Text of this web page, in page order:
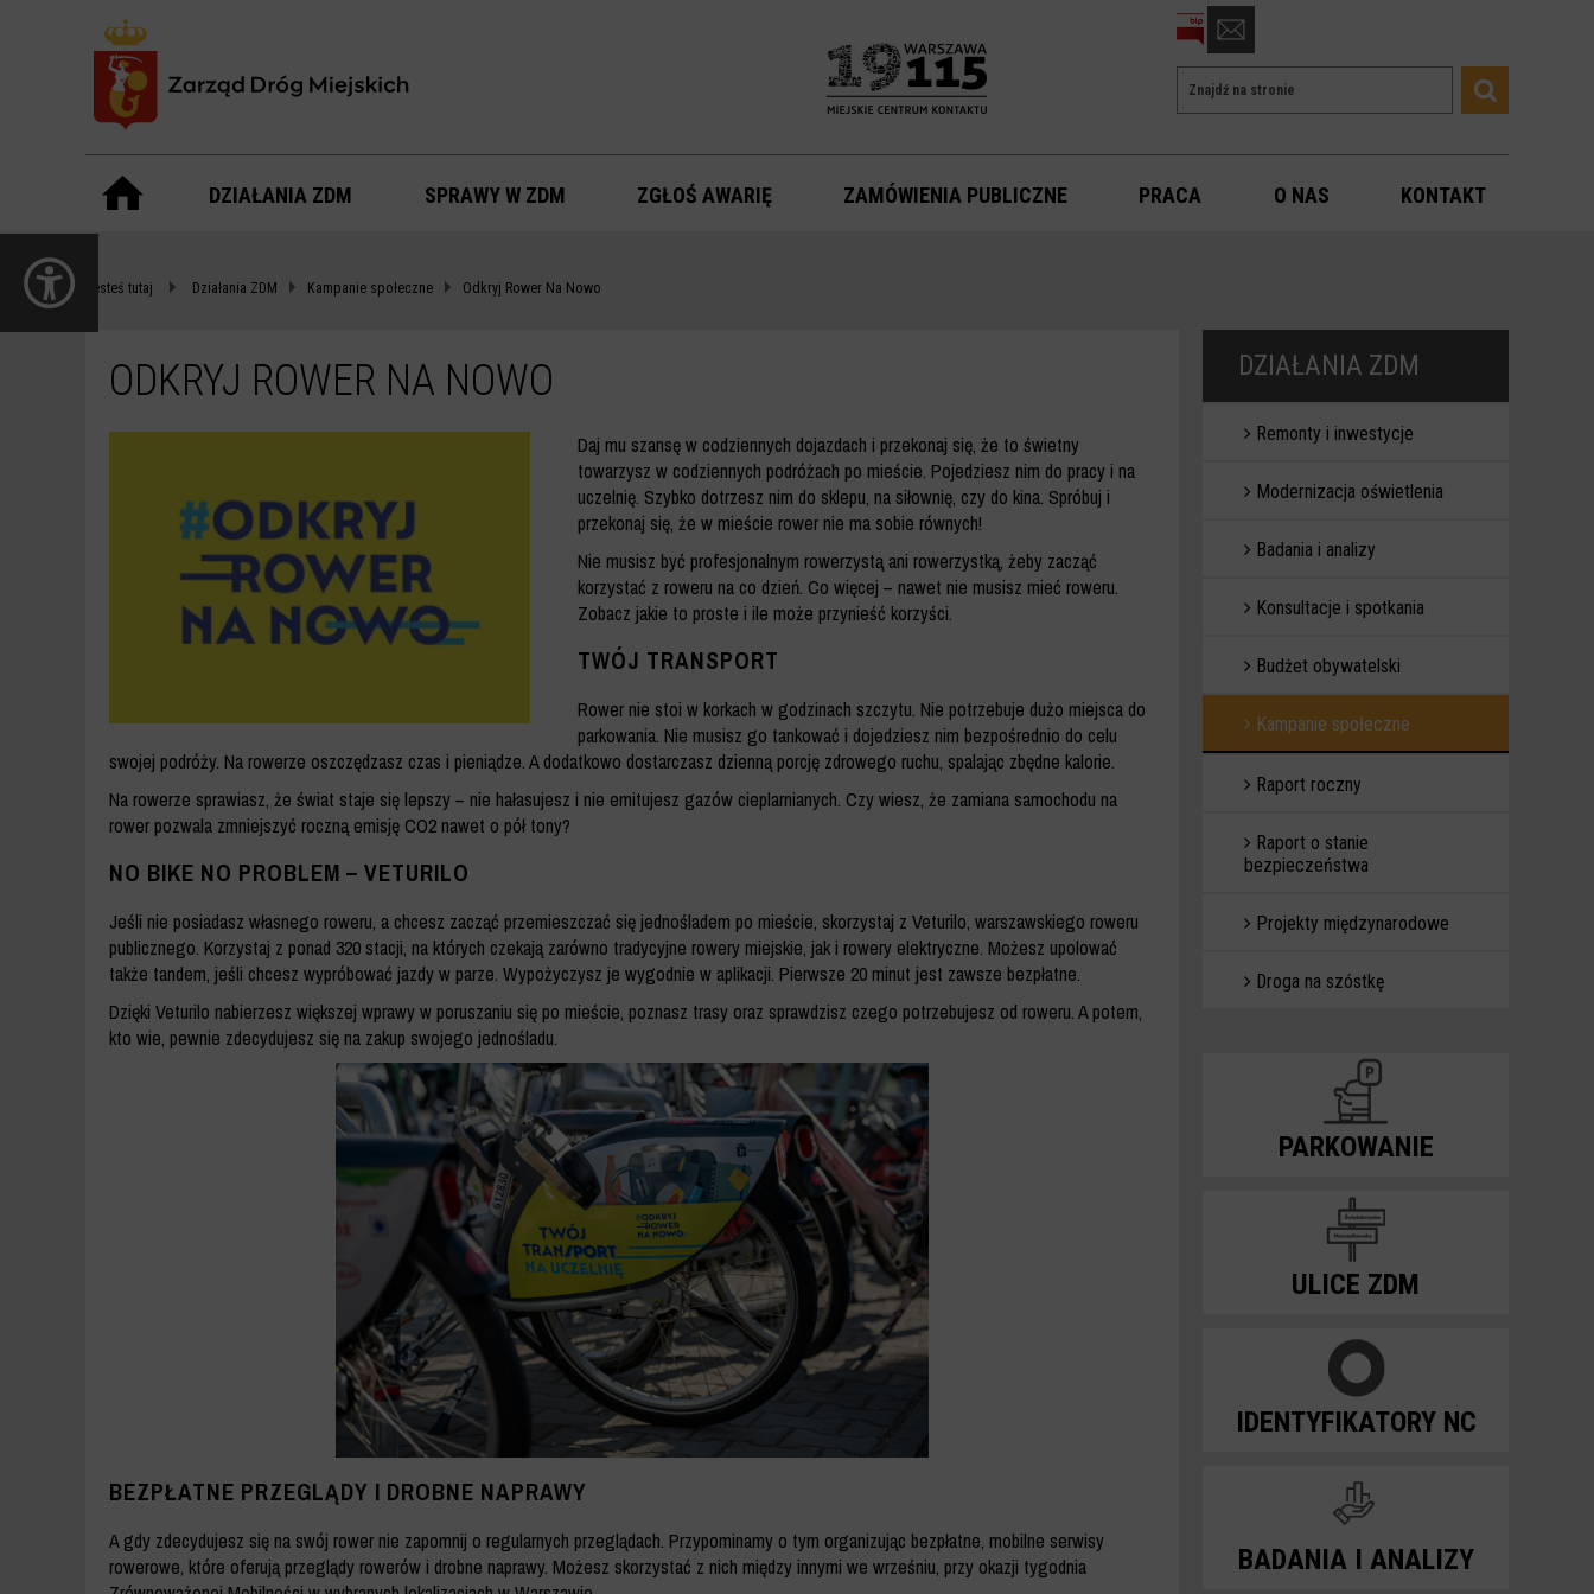
ODKRYJ
ROWER
NA
WARSZAWA
otwórz
formularz
kontaktowy
Wyszukiwarka
Wyszukiwana
fraza
DZIAŁANIA ZDM SPRAWY W ZDM ZGŁOŚ AWARIĘ ZAMÓWIENIA PUBLICZNE PRACA O NAS KONTAKT
Jesteś tutaj Działania ZDM Kampanie społeczne Odkryj Rower Na Nowo
ODKRYJ ROWER NA NOWO
Daj mu szansę w codziennych dojazdach i przekonaj się, że to świetny
towarzysz w codziennych podróżach po mieście. Pojedziesz nim do pracy i na
uczelnię. Szybko dotrzesz nim do sklepu, na siłownię, czy do kina. Spróbuj i
przekonaj się, że w mieście rower nie ma sobie równych!
Nie musisz być profesjonalnym rowerzystą ani rowerzystką, żeby zacząć
korzystać z roweru na co dzień. Co więcej – nawet nie musisz mieć roweru.
Zobacz jakie to proste i ile może przynieść korzyści.
TWÓJ TRANSPORT
Rower nie stoi w korkach w godzinach szczytu. Nie potrzebuje dużo miejsca do
parkowania. Nie musisz go tankować i dojedziesz nim bezpośrednio do celu
swojej podróży. Na rowerze oszczędzasz czas i pieniądze. A dodatkowo dostarczasz dzienną porcję zdrowego ruchu, spalając zbędne kalorie.
Na rowerze sprawiasz, że świat staje się lepszy – nie hałasujesz i nie emitujesz gazów cieplarnianych. Czy wiesz, że zamiana samochodu na
rower pozwala zmniejszyć roczną emisję CO2 nawet o pół tony?
NO BIKE NO PROBLEM – VETURILO
Jeśli nie posiadasz własnego roweru, a chcesz zacząć przemieszczać się jednośladem po mieście, skorzystaj z Veturilo, warszawskiego roweru
publicznego. Korzystaj z ponad 320 stacji, na których czekają zarówno tradycyjne rowery miejskie, jak i rowery elektryczne. Możesz upolować
także tandem, jeśli chcesz wypróbować jazdy w parze. Wypożyczysz je wygodnie w aplikacji. Pierwsze 20 minut jest zawsze bezpłatne.
Dzięki Veturilo nabierzesz większej wprawy w poruszaniu się po mieście, poznasz trasy oraz sprawdzisz czego potrzebujesz od roweru. A potem,
kto wie, pewnie zdecydujesz się na zakup swojego jednośladu.
BEZPŁATNE PRZEGLĄDY I DROBNE NAPRAWY
A gdy zdecydujesz się na swój rower nie zapomnij o regularnych przeglądach. Przypominamy o tym organizując bezpłatne, mobilne serwisy
rowerowe, które oferują przeglądy rowerów i drobne naprawy. Możesz skorzystać z nich między innymi we wrześniu, przy okazji tygodnia
DZIAŁANIA ZDM
Remonty i inwestycje
Modernizacja oświetlenia
Badania i analizy
Konsultacje i spotkania
Budżet obywatelski
Kampanie społeczne
Raport roczny
Raport o stanie
bezpieczeństwa
Projekty międzynarodowe
Droga na szóstkę
PARKOWANIE
ULICE ZDM
IDENTYFIKATORY NC
BADANIA I ANALIZY
panel